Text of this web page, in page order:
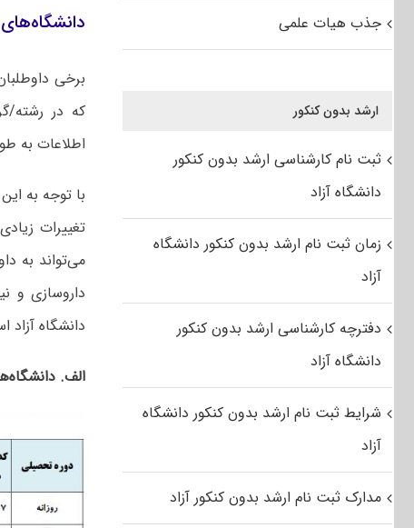
برخی
که در رشته/
اطلاعات به
با توجه به
تغییرات
می‌تواند به
داروسازی و
دانشگاه
الف.
جذب هیات علمی
ارشد بدون کنکور
ثبت نام کارشناسی ارشد بدون کنکور
دانشگاه آزاد
زمان ثبت نام ارشد بدون کنکور دانشگاه
آزاد
دفترچه کارشناسی ارشد بدون کنکور
دانشگاه آزاد
شرایط ثبت نام ارشد بدون کنکور دانشگاه
آزاد
مدارک ثبت نام ارشد بدون کنکور آزاد